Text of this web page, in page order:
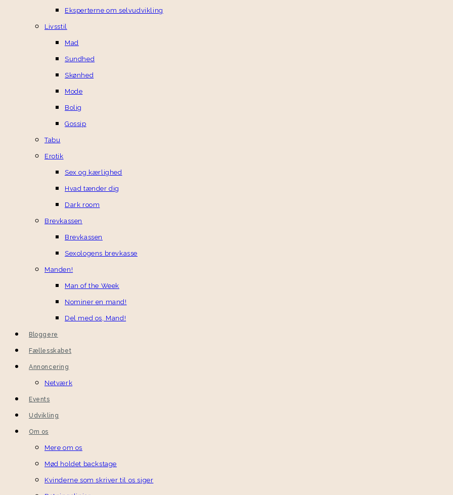
Eksperterne om selvudvikling
Livsstil
Mad
Sundhed
Skønhed
Mode
Bolig
Gossip
Tabu
Erotik
Sex og kærlighed
Hvad tænder dig
Dark room
Brevkassen
Brevkassen
Sexologens brevkasse
Manden!
Man of the Week
Nominer en mand!
Del med os, Mand!
Bloggere
Fællesskabet
Annoncering
Netværk
Events
Udvikling
Om os
Mere om os
Mød holdet backstage
Kvinderne som skriver til os siger